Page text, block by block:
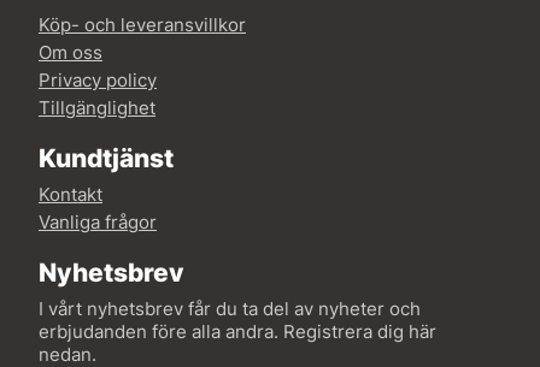
Köp- och leveransvillkor
Om oss
Privacy policy
Tillgänglighet
Kundtjänst
Kontakt
Vanliga frågor
Nyhetsbrev
I vårt nyhetsbrev får du ta del av nyheter och
erbjudanden före alla andra. Registrera dig här
nedan.